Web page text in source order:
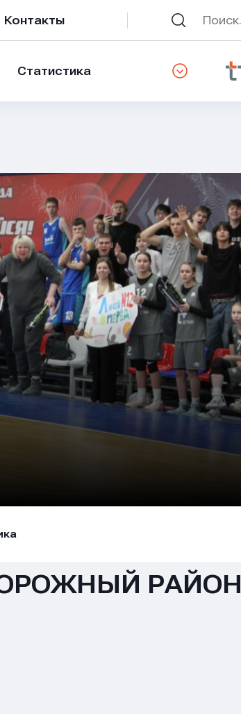
Контакты
Статистика
РАЙОН